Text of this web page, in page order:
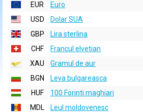
EUR
Euro
USD
Dolar SUA
GBP
Lira sterlina
CHF
Francul elvetian
XAU
Gramul de aur
BGN
Leva bulgareasca
HUF
100 Forinti maghiari
MDL
Leul moldovenesc